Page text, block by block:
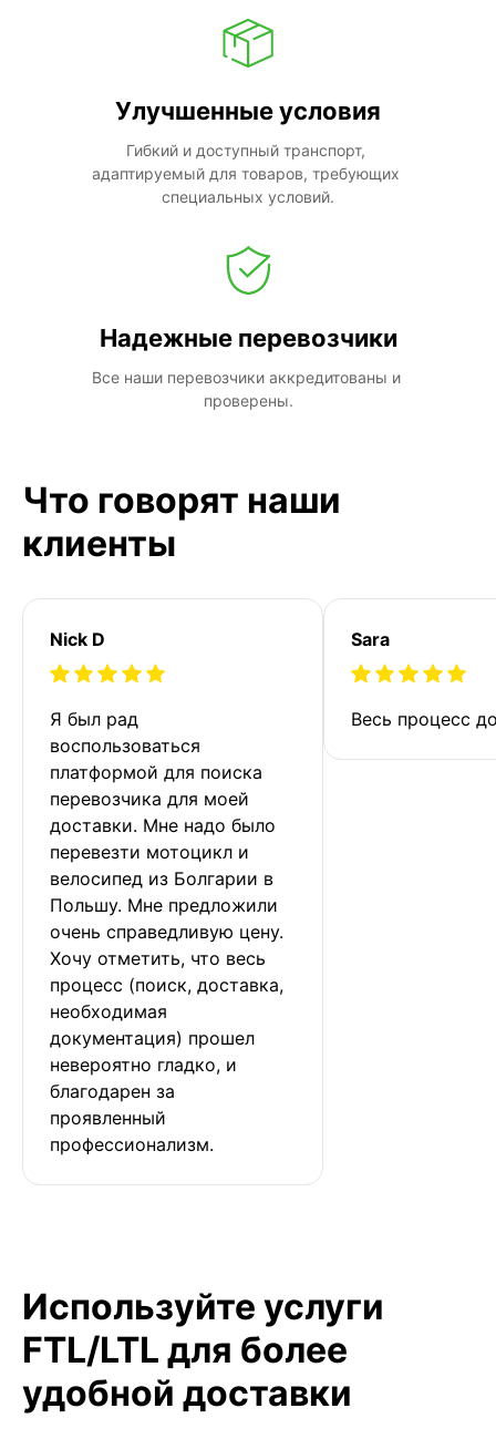
Улучшенные условия
Гибкий и доступный транспорт,
адаптируемый для товаров, требующих
специальных условий.
Надежные перевозчики
Все наши перевозчики аккредитованы и
проверены.
Что говорят наши
клиенты
Nick D
Я был рад
воспользоваться
платформой для поиска
перевозчика для моей
доставки. Мне надо было
перевезти мотоцикл и
велосипед из Болгарии в
Польшу. Мне предложили
очень справедливую цену.
Хочу отметить, что весь
процесс (поиск, доставка,
необходимая
документация) прошел
невероятно гладко, и
благодарен за
проявленный
профессионализм.
Sara
Весь процесс
Используйте услуги
FTL/LTL для более
удобной доставки